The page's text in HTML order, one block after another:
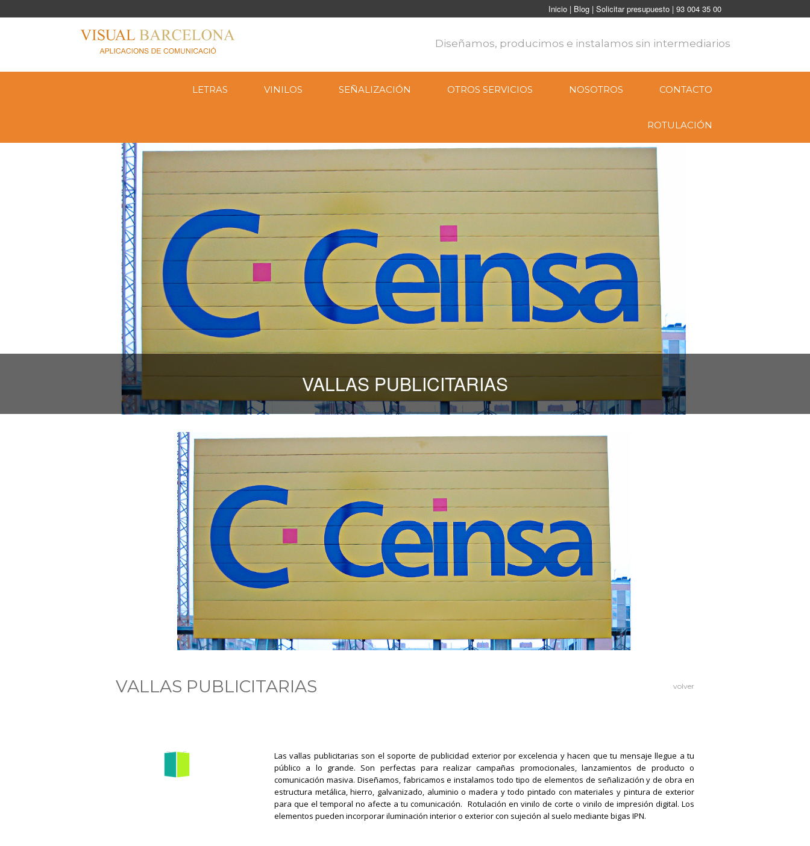
Inicio | Blog | Solicitar presupuesto | 93 004 35 00
Diseñamos, producimos e instalamos sin intermediarios
CONTACTO
NOSOTROS
OTROS SERVICIOS
SEÑALIZACIÓN
VINILOS
LETRAS
ROTULACIÓN
VALLAS PUBLICITARIAS
VALLAS PUBLICITARIAS volver
Las vallas publicitarias son el soporte de publicidad exterior por excelencia y hacen que tu mensaje llegue a tu
público a lo grande. Son perfectas para realizar campañas promocionales, lanzamientos de producto o
comunicación masiva. Diseñamos, fabricamos e instalamos todo tipo de elementos de señalización y de obra en
estructura metálica, hierro, galvanizado, aluminio o madera y todo pintado con materiales y pintura de exterior
para que el temporal no afecte a tu comunicación. Rotulación en vinilo de corte o vinilo de impresión digital. Los
elementos pueden incorporar iluminación interior o exterior con sujeción al suelo mediante bigas IPN.